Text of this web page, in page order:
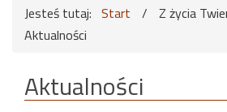
Jesteś tutaj: Start / Z życia
Aktualności
Aktualności